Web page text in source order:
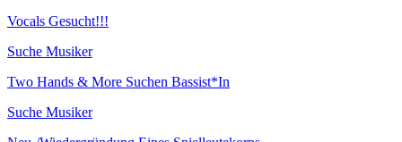
Vocals Gesucht!!!
Suche Musiker
Two Hands & More Suchen Bassist*In
Suche Musiker